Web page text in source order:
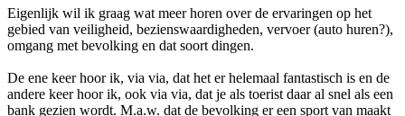
Eigenlijk wil ik graag wat meer horen over de ervaringen op het
gebied van veiligheid, bezienswaardigheden, vervoer (auto huren?),
omgang met bevolking en dat soort dingen.
De ene keer hoor ik, via via, dat het er helemaal fantastisch is en de
andere keer hoor ik, ook via via, dat je als toerist daar al snel als een
bank gezien wordt. M.a.w. dat de bevolking er een sport van maakt